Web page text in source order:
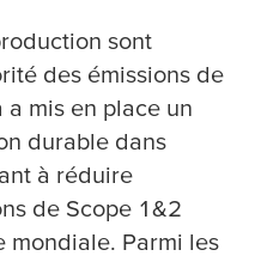
sont
des émissions de
a mis en place un
durable dans
à réduire
de Scope 1&2
mondiale. Parmi les